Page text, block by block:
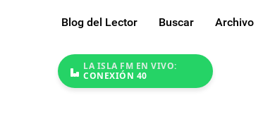
Blog del Lector Buscar Archivo
LA ISLA FM EN VIVO:
CONEXIÓN 40